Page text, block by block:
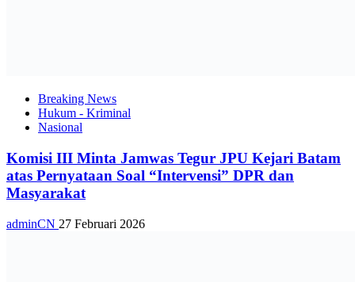
Breaking News
Hukum - Kriminal
Nasional
Komisi III Minta Jamwas Tegur JPU Kejari Batam
atas Pernyataan Soal “Intervensi” DPR dan
Masyarakat
adminCN 27 Februari 2026